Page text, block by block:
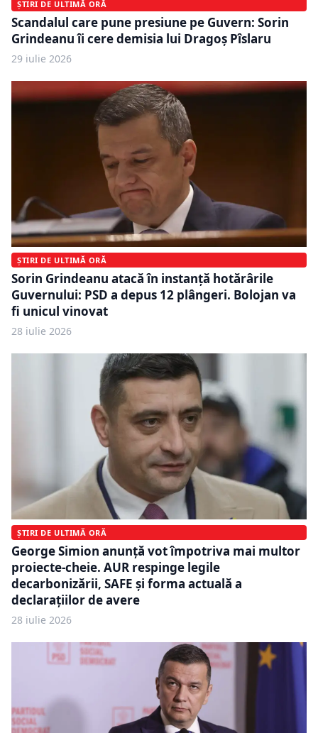
ȘTIRI DE ULTIMĂ ORĂ
Scandalul care pune presiune pe Guvern: Sorin
Grindeanu îi cere demisia lui Dragoș Pîslaru
29 iulie 2026
ȘTIRI DE ULTIMĂ ORĂ
Sorin Grindeanu atacă în instanță hotărârile
Guvernului: PSD a depus 12 plângeri. Bolojan va
fi unicul vinovat
28 iulie 2026
ȘTIRI DE ULTIMĂ ORĂ
George Simion anunță vot împotriva mai multor
proiecte-cheie. AUR respinge legile
decarbonizării, SAFE și forma actuală a
declarațiilor de avere
28 iulie 2026